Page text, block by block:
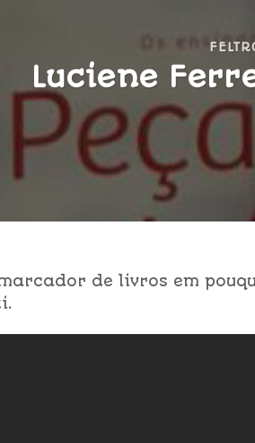
Luciene
de livros em